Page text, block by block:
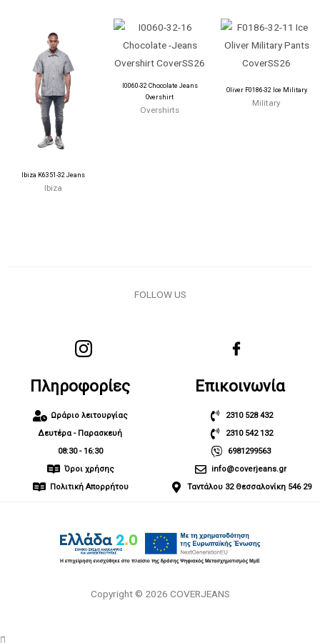
Ibiza K6351-32 Jeans
Ibiza
I0060-32 Chocolate Jeans
Overshirt
Overshirts
Oliver F0186-32 Ice Military
Military
FOLLOW US
Πληροφορίες
Ωράριο λειτουργίας
Δευτέρα - Παρασκευή
08:30 - 16:30
Όροι χρήσης
Πολιτική Απορρήτου
Επικοινωνία
2310 528 432
2310 542 132
6981299563
info@coverjeans.gr
Ταντάλου 32 Θεσσαλονίκη 546 29
Copyright © 2026 COVERJEANS